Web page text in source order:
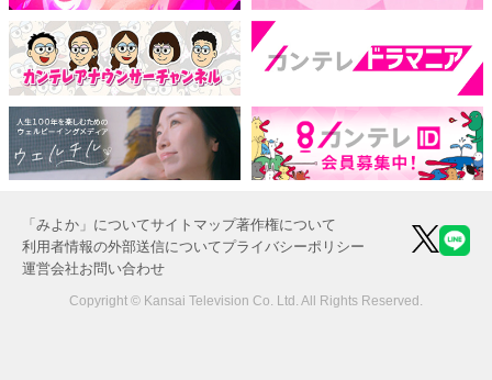
「みよか」についてサイトマップ著作権について
利用者情報の外部送信についてプライバシーポリシー
運営会社お問い合わせ
Copyright © Kansai Television Co. Ltd. All Rights Reserved.